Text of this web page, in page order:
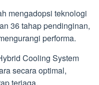
mengadopsi teknologi
36 tahap pendinginan,
performa.
Cooling System
secara optimal,